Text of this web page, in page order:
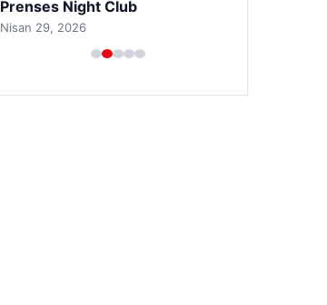
Prenses Night Club
Nisan 29, 2026